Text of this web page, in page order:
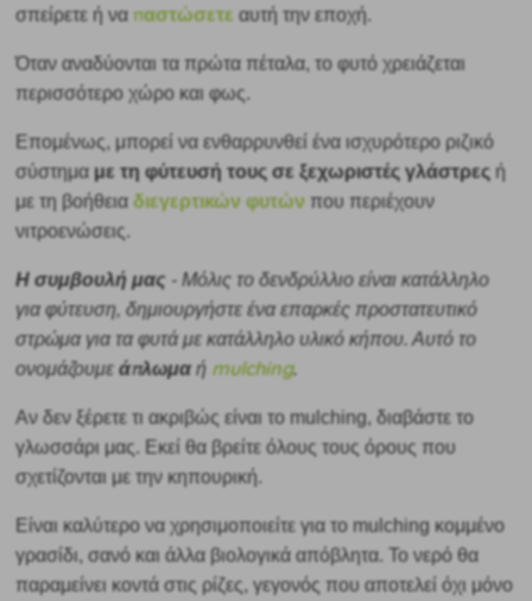
σπείρετε ή ναπαστώσετε αυτή την εποχή.
Όταν αναδύονται τα πρώτα πέταλα, το φυτό χρειάζεται
περισσότερο χώρο και φως.
Επομένως, μπορεί να ενθαρρυνθεί ένα ισχυρότερο ριζικό
σύστημαμε τη φύτευσή τους σε ξεχωριστές γλάστρες ή
με τη βοήθειαδιεγερτικών φυτών που περιέχουν
νιτροενώσεις.
Η συμβουλή μας - Μόλις το δενδρύλλιο είναι κατάλληλο
για φύτευση, δημιουργήστε ένα επαρκές προστατευτικό
στρώμα για τα φυτά με κατάλληλο υλικό κήπου. Αυτό το
ονομάζουμεάπλωμαή mulching.
Αν δεν ξέρετε τι ακριβώς είναι το mulching, διαβάστε το
γλωσσάρι μας. Εκεί θα βρείτε όλους τους όρους που
σχετίζονται με την κηπουρική.
Είναι καλύτερο να χρησιμοποιείτε για το mulching κομμένο
γρασίδι, σανό και άλλα βιολογικά απόβλητα. Το νερό θα
παραμείνει κοντά στις ρίζες, γεγονός που αποτελεί όχι μόνο